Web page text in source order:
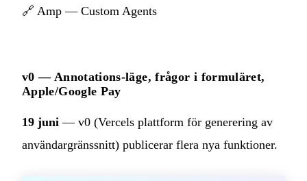
🔗 Amp — Custom Agents
v0 — Annotations-läge, frågor i formuläret,
Apple/Google Pay
19 juni — v0 (Vercels plattform för generering av
användargränssnitt) publicerar flera nya funktioner.